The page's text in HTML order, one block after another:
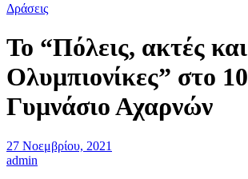
Δράσεις
Το “Πόλεις, ακτές και
Ολυμπιονίκες” στο 10
Γυμνάσιο Αχαρνών
27 Νοεμβρίου, 2021
admin